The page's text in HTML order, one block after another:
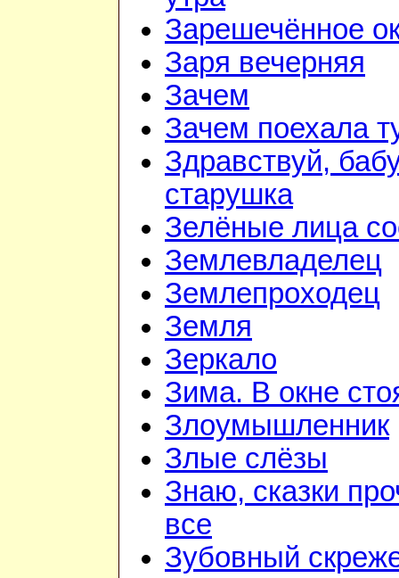
Зарешечённое
Заря вечерняя
Зачем
Зачем поехала
Здравствуй,
старушка
Зелёные лица
Землевладелец
Землепроходец
Земля
Зеркало
Зима. В окне
Злоумышленник
Злые слёзы
Знаю, сказки
все
Зубовный